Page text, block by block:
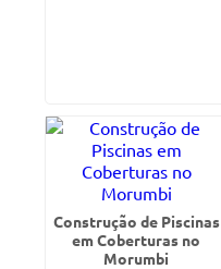
Construção de Piscinas
em Coberturas no
Morumbi